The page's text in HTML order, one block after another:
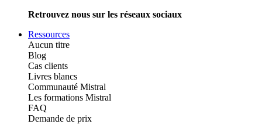
Retrouvez nous sur les réseaux sociaux
Ressources
Aucun titre
Blog
Cas clients
Livres blancs
Communauté Mistral
Les formations Mistral
FAQ
Demande de prix